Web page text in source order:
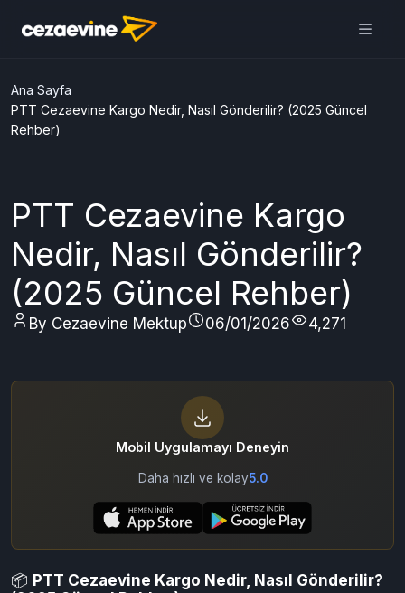
Cezaevine Mektup | Online
Mektup Yazdır ve Cezaevine
uygulamamızı kullanın
PTT Cezaevine Kargo Nedir, Nasıl Gönderilir? (2025 Güncel
Rehber)
PTT Cezaevine Kargo
Nedir, Nasıl Gönderilir?
(2025 Güncel Rehber)
By Cezaevine Mektup 06/01/2026
Mobil Uygulamayı Deneyin